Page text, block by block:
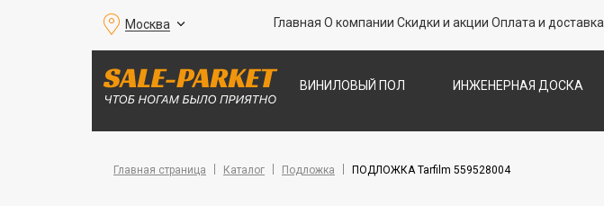
Москва Главная О компании Скидки и акции Оплата и доставка
ВИНИЛОВЫЙ ПОЛ ИНЖЕНЕРНАЯ ДОСКА
Главная страница Каталог Подложка ПОДЛОЖКА Tarfilm 559528004